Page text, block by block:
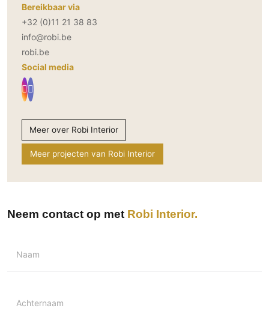
Wellness
Wijnkelder en wijnkasten
Bereikbaar via
+32 (0)11 21 38 83
info@robi.be
robi.be
Social media
Meer over Robi Interior
Meer projecten van Robi Interior
Neem contact op met Robi Interior
Naam
Achternaam